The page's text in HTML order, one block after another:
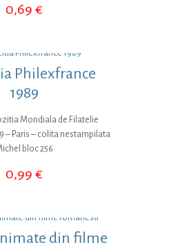
0,69€
Philexfrance
1989
Mondiala de Filatelie
– Paris – colita nestampilata
bloc 256
0,99€
din filme